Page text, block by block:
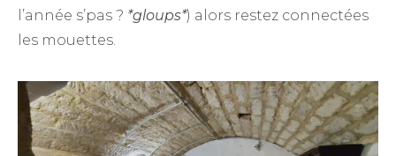
l’année s’pas ? *gloups*) alors restez connectées
les mouettes.